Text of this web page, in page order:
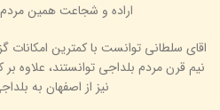
اراده‌ و شجاعت همین
اقای سلطانی توانست با کمترین امکانات
نیم قرن مردم بلداجی توانستند، علاوه بر
نیز از اصفهان به